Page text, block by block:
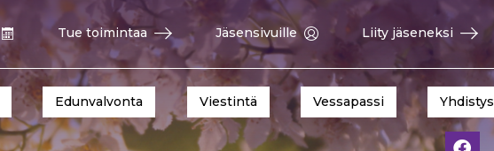
Tue toimintaa Jäsensivuille Liity jäseneksi
Edunvalvonta Viestintä Vessapassi Yhdistys